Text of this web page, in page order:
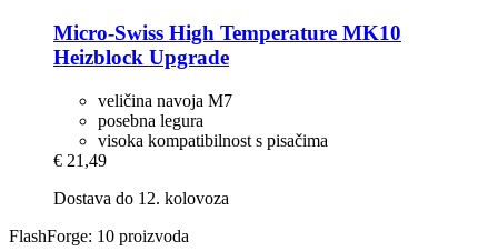
Micro-Swiss High Temperature MK10
Heizblock Upgrade
veličina navoja M7
posebna legura
visoka kompatibilnost s pisačima
€ 21,49
Dostava do 12. kolovoza
FlashForge: 10 proizvoda